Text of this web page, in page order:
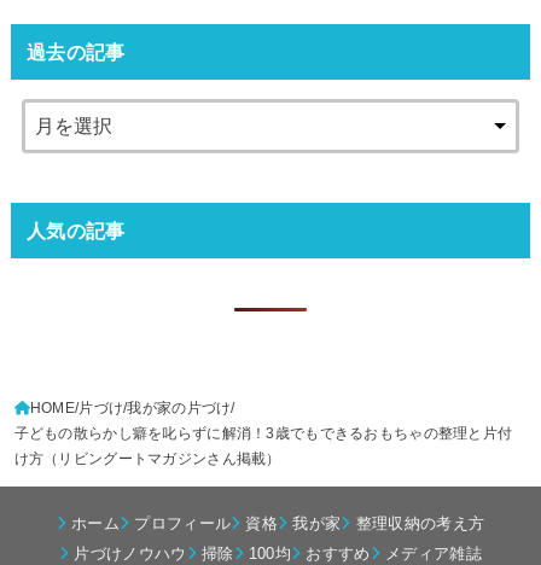
過去の記事
人気の記事
HOME 片づけ 我が家の片づけ
子どもの散らかし癖を叱らずに解消！3歳でもできるおもちゃの整理と片付
け方（リビングートマガジンさん掲載）
ホーム プロフィール 資格 我が家
整理収納の考え方
片づけノウハウ
掃除 100均 おすすめ メディア雑誌